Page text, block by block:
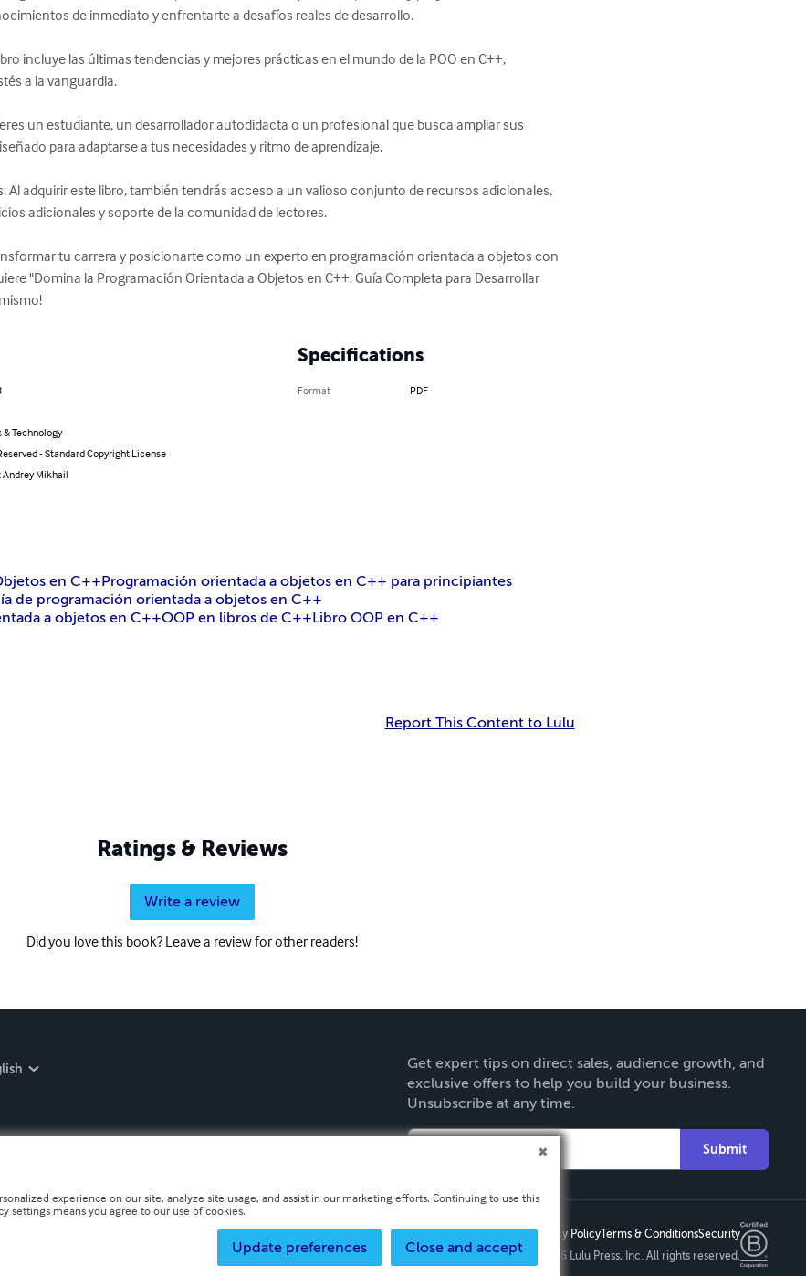
de inmediato y enfrentarte a desafíos reales de desarrollo.
a la vanguardia.
para adaptarse a tus necesidades y ritmo de aprendizaje.
adicionales y soporte de la comunidad de lectores.
tu carrera y posicionarte como un experto en programación orientada a objetos con
"Domina la Programación Orientada a Objetos en C++: Guía Completa para Desarrollar
Technology
- Standard Copyright License
Andrey Mikhail
Specifications
Format
PDF
en C++Programación orientada a objetos en C++ para principiantes
de programación orientada a objetos en C++
a objetos en C++OOP en libros de C++Libro OOP en C++
Report This Content to Lulu
Ratings & Reviews
Write a review
Did you love this book? Leave a review for other readers!
Get expert tips on direct sales, audience growth, and
exclusive offers to help you build your business.
Unsubscribe at any time.
Submit
Privacy PolicyTerms & ConditionsSecurity
Copyright ©
2026 Lulu Press, Inc. All rights reserved.
experience on our site, analyze site usage, and assist in our marketing efforts. Continuing to use this
settings means you agree to our use of cookies.
Close and accept
Update preferences